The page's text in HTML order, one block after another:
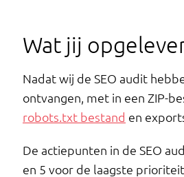
Wat jij
Nadat wij de SEO audit
ontvangen, met in een ZIP-
robots.txt bestand en
De actiepunten in de SEO
en 5 voor de laagste